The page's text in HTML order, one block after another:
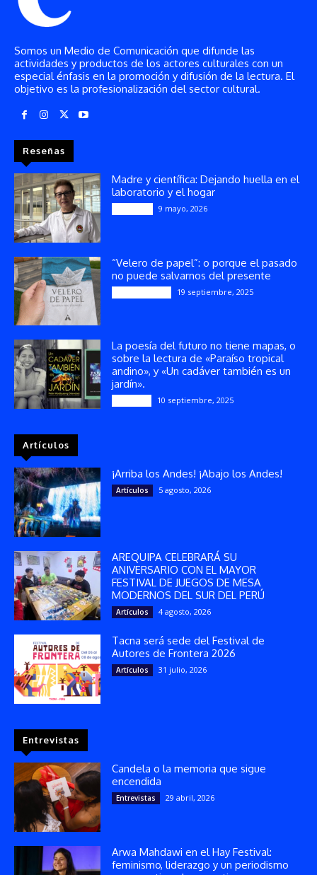
Somos un Medio de Comunicación que difunde las
actividades y productos de los actores culturales con un
especial énfasis en la promoción y difusión de la lectura. El
objetivo es la profesionalización del sector cultural.
Reseñas
Madre y científica: Dejando huella en el
laboratorio y el hogar
9 mayo, 2026
“Velero de papel”: o porque el pasado
no puede salvarnos del presente
19 septiembre, 2025
La poesía del futuro no tiene mapas, o
sobre la lectura de «Paraíso tropical
andino», y «Un cadáver también es un
jardín».
10 septiembre, 2025
Artículos
¡Arriba los Andes! ¡Abajo los Andes!
Artículos 5 agosto, 2026
AREQUIPA CELEBRARÁ SU
ANIVERSARIO CON EL MAYOR
FESTIVAL DE JUEGOS DE MESA
MODERNOS DEL SUR DEL PERÚ
Artículos 4 agosto, 2026
Tacna será sede del Festival de
Autores de Frontera 2026
Artículos 31 julio, 2026
Entrevistas
Candela o la memoria que sigue
encendida
Entrevistas 29 abril, 2026
Arwa Mahdawi en el Hay Festival:
feminismo, liderazgo y un periodismo